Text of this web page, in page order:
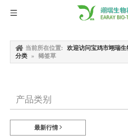
当前所在位置: 欢迎访问宝鸡市翊瑞生
分类 » 豨签草
产品类别
最新行情